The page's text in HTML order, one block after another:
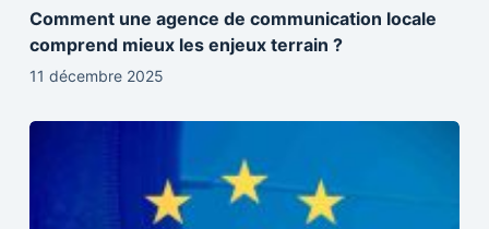
Comment une agence de communication locale
comprend mieux les enjeux terrain ?
11 décembre 2025